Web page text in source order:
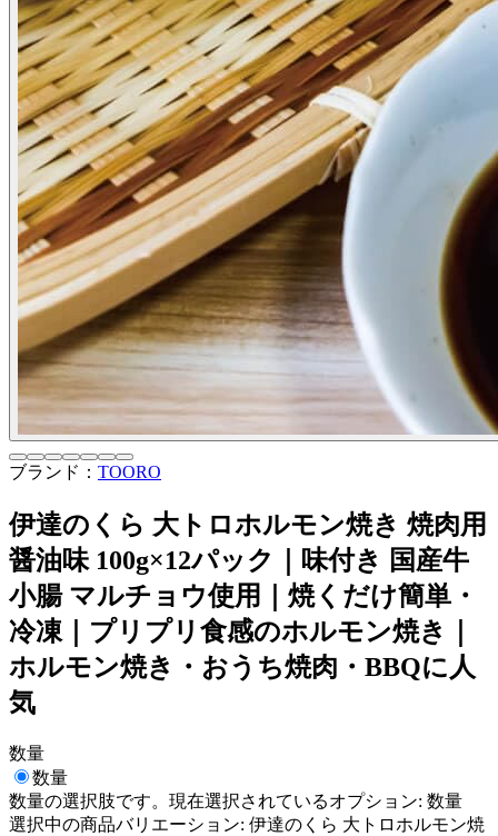
ブランド： TOORO
伊達のくら 大トロホルモン焼き 焼肉用
醤油味 100g×12パック｜味付き 国産牛
小腸 マルチョウ使用｜焼くだけ簡単・
冷凍｜プリプリ食感のホルモン焼き｜
ホルモン焼き・おうち焼肉・BBQに人
気
数量
数量
数量の選択肢です。現在選択されているオプション: 数量
選択中の商品バリエーション: 伊達のくら 大トロホルモン焼